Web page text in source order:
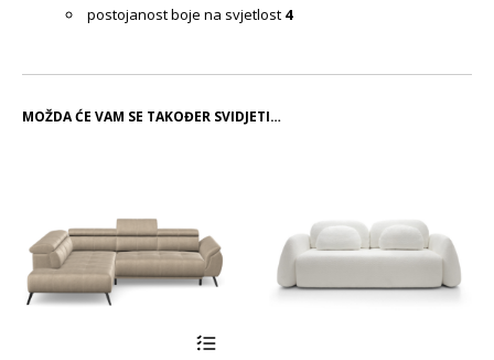
postojanost boje na svjetlost 4
MOŽDA ĆE VAM SE TAKOĐER SVIDJETI…